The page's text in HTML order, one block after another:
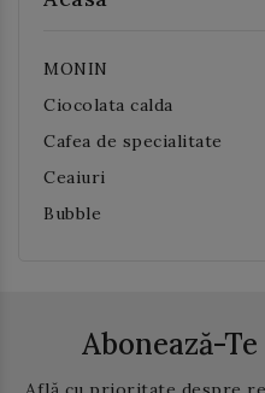
MONIN
Ciocolata calda
Cafea de specialitate
Ceaiuri
Bubble
Abonează-